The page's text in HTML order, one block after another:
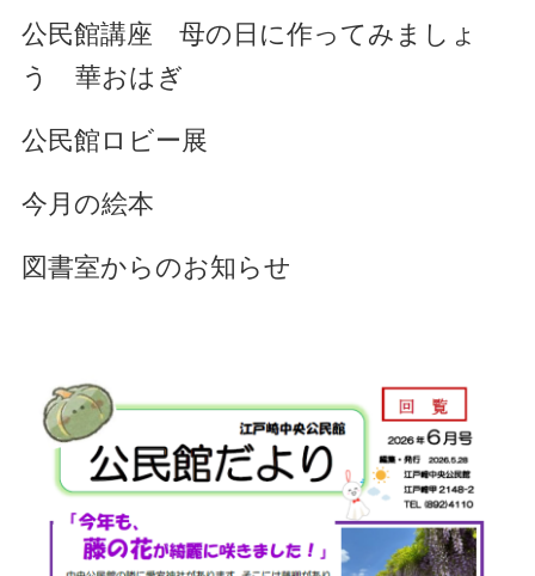
公民館講座 母の日に作ってみましょ
う 華おはぎ
公民館ロビー展
今月の絵本
図書室からのお知らせ